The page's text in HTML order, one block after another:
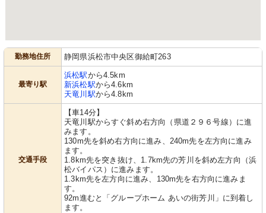
勤務地住所 静岡県浜松市中央区御給町263
最寄り駅
浜松駅から4.5km
新浜松駅から4.6km
天竜川駅から4.8km
交通手段
【車14分】
天竜川駅からすぐ斜め右方向（県道２９６号線）に進
みます。
130m先を斜め右方向に進み、240m先を左方向に進み
ます。
1.8km先を突き抜け、1.7km先の芳川を斜め左方向（浜
松バイパス）に進みます。
1.3km先を左方向に進み、130m先を右方向に進みま
す。
92m進むと「グループホーム あいの街芳川」に到着し
ます。